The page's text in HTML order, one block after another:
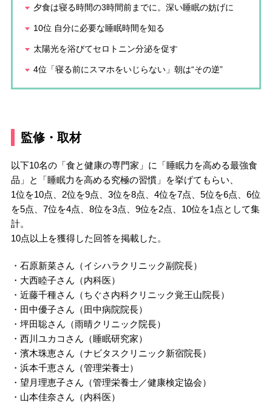
夕食は寝る時間の3時間前までに。深い睡眠の妨げに
10位 自分に必要な睡眠時間を知る
太陽光を浴びてセロトニン分泌を促す
4位「寝る前にスマホをいじらない」朝は“その逆”
監修・取材
以下10名の「食と健康の専門家」に「睡眠力を高める最強食
品」と「睡眠力を高める究極の習慣」を挙げてもらい、
1位を10点、2位を9点、3位を8点、4位を7点、5位を6点、6位
を5点、7位を4点、8位を3点、9位を2点、10位を1点として集
計。
10点以上を獲得した回答を掲載した。
・石原新菜さん（イシハラクリニック副院長）
・大西睦子さん（内科医）
・近藤千種さん（ちぐさ内科クリニック覚王山院長）
・田中優子さん（田中病院院長）
・坪田聡さん（雨晴クリニック院長）
・西川ユカコさん（睡眠研究家）
・濱木珠恵さん（ナビタスクリニック新宿院長）
・浜本千恵さん（管理栄養士）
・望月理恵子さん（管理栄養士／健康検定協会）
・山本佳奈さん（内科医）